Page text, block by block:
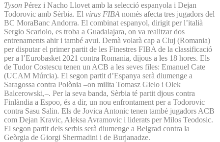
Tyson Pérez i Nacho Llovet amb la selecció espanyola i Dejan
Todorovic amb Sèrbia. El virus FIBA només afecta tres jugadors del
BC MoraBanc Andorra. El combinat espanyol, dirigit per l’italià
Sergio Scariolo, es troba a Guadalajara, on va realitzar dos
entrenaments ahir i també avui. Demà volarà cap a Cluj (Romania)
per disputar el primer partit de les Finestres FIBA de la classificació
per a l’Eurobasket 2021 contra Romania, dijous a les 18 hores. Els
de Tudor Costescu tenen un ACB a les seves files: Emanuel Cate
(UCAM Múrcia). El segon partit d’Espanya serà diumenge a
Saragossa contra Polònia –on milita Tomasz Gielo i Olek
Balcerowski,–. Per la seva banda, Sèrbia té partit djous contra
Finlàndia a Espoo, és a dir, un nou enfrontament per a Todorovic
contra Sasu Salin. Els de Jovica Antonic tenen també jugadors ACB
com Dejan Kravic, Aleksa Avramovic i liderats per Milos Teodosic.
El segon partit dels serbis serà diumenge a Belgrad contra la
Geòrgia de Giorgi Shermadini i de Burjanadze.